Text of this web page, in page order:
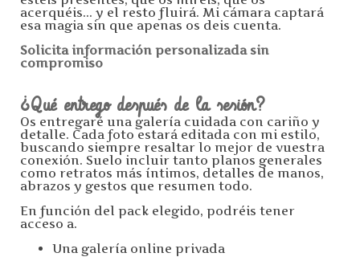
acerquéis... y el resto fluirá. Mi cámara captará
esa magia sin que apenas os deis cuenta.
Solicita información personalizada sin
compromiso
¿Qué entrego después de la sesión?
Os entregaré una galería cuidada con cariño y
detalle. Cada foto estará editada con mi estilo,
buscando siempre resaltar lo mejor de vuestra
conexión. Suelo incluir tanto planos generales
como retratos más íntimos, detalles de manos,
abrazos y gestos que resumen todo.
En función del pack elegido, podréis tener
acceso a.
Una galería online privada